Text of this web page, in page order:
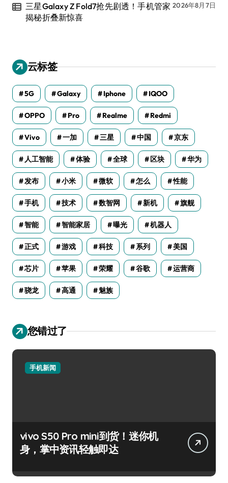
三星Galaxy Z Fold7抢先剧透！手机管家
揭秘折叠新惊喜
2026年8月7日
云标签
5G Galaxy Iphone IQOO
OPPO Pro Realme Redmi
Vivo 一加 三星 中国 京东
人工智能 体验 全球 区块 华为
发布 小米 微软 怎么 性能
手机 技术 数智网 新机 旗舰
智能 智能家居 曝光 机器人
正式 游戏 科技 系列 美国
芯片 苹果 荣耀 谷歌 运营商
骁龙 高通 魅族
您错过了
手机新闻
vivo S50 Pro mini到货！迷你机
身，掌中资讯轻触即达